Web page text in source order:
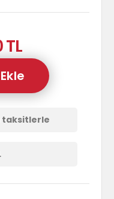
taksitlerle